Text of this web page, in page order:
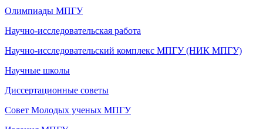
Олимпиады МПГУ
Научно-исследовательская работа
Научно-исследовательский комплекс МПГУ (НИК МПГУ)
Научные школы
Диссертационные советы
Совет Молодых ученых МПГУ